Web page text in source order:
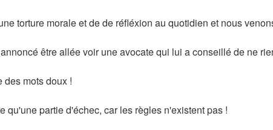
torture morale et de de réfléxion au quotidien et nous
être allée voir une avocate qui lui a conseillé de ne
des mots doux !
qu'une partie d'échec, car les règles n'existent pas !